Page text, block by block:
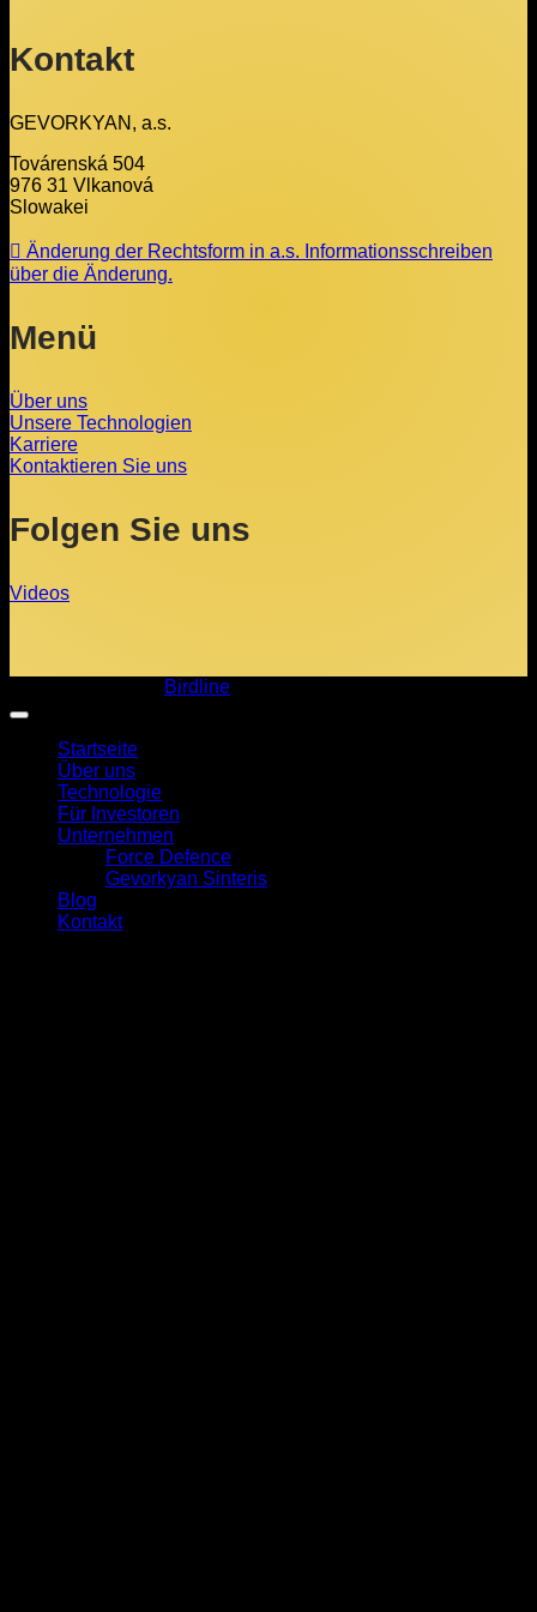
Kontakt
GEVORKYAN, a.s.
Továrenská 504
976 31 Vlkanová
Slowakei
Änderung der Rechtsform in a.s. Informationsschreiben
über die Änderung.
Menü
Über uns
Unsere Technologien
Karriere
Kontaktieren Sie uns
Folgen Sie uns
Videos
Birdline
Startseite
Über uns
Technologie
Für Investoren
Unternehmen
Force Defence
Gevorkyan Sinteris
Blog
Kontakt